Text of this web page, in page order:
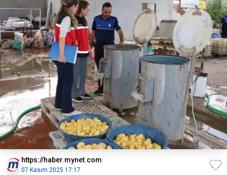
https://haber.mynet.com
07 Kasım 2025 17:17